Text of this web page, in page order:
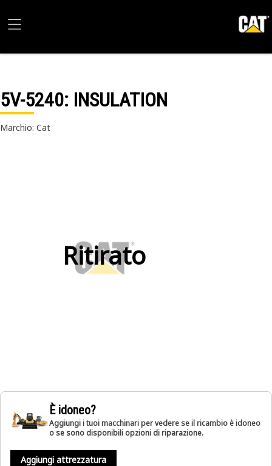
5V-5240: INSULATION
Marchio: Cat
Ritirato
È idoneo?
Aggiungi i tuoi macchinari per vedere se il ricambio è idoneo
o se sono disponibili opzioni di riparazione.
Aggiungi attrezzatura